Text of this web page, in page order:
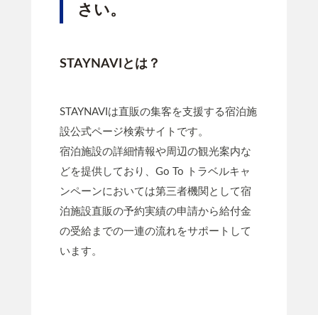
さい。
STAYNAVIとは？
STAYNAVIは直販の集客を支援する宿泊施
設公式ページ検索サイトです。
宿泊施設の詳細情報や周辺の観光案内な
どを提供しており、Go To トラベルキャ
ンペーンにおいては第三者機関として宿
泊施設直販の予約実績の申請から給付金
の受給までの一連の流れをサポートして
います。